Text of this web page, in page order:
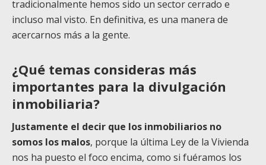
tradicionalmente hemos sido un sector cerrado e
incluso mal visto. En definitiva, es una manera de
acercarnos más a la gente.
¿Qué temas consideras más
importantes para la divulgación
inmobiliaria?
Justamente el decir que los inmobiliarios no
somos los malos, porque la última Ley de la Vivienda
nos ha puesto el foco encima, como si fuéramos los